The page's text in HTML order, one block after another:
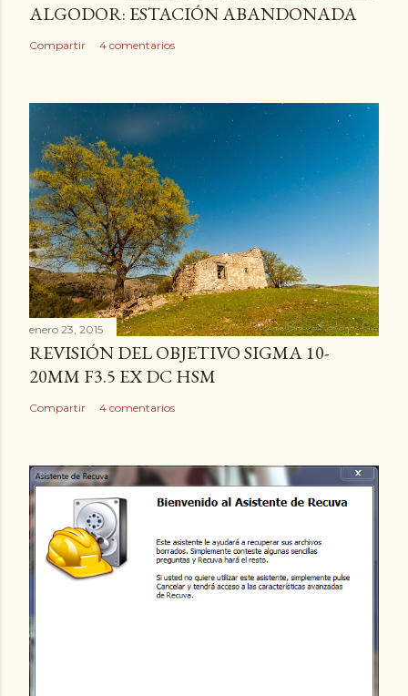
ALGODOR: ESTACIÓN ABANDONADA
Compartir 4 comentarios
enero 23, 2015
REVISIÓN DEL OBJETIVO SIGMA 10-
20MM F3.5 EX DC HSM
Compartir 4 comentarios